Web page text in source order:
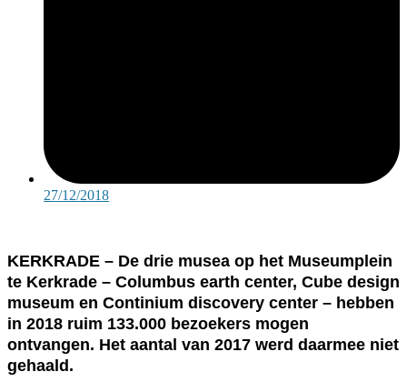
27/12/2018
KERKRADE – De drie musea op het Museumplein
te Kerkrade – Columbus earth center, Cube design
museum en Continium discovery center – hebben
in 2018 ruim 133.000 bezoekers mogen
ontvangen. Het aantal van 2017 werd daarmee niet
gehaald.